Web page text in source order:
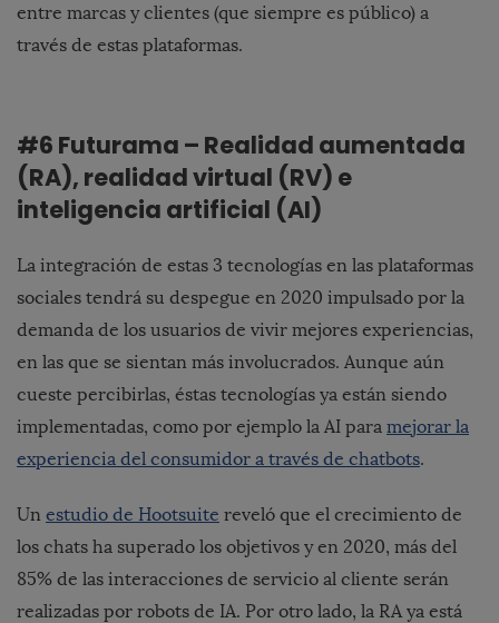
entre marcas y clientes (que siempre es público) a
través de estas plataformas.
#6 Futurama – Realidad aumentada
(RA), realidad virtual (RV) e
inteligencia artificial (AI)
La integración de estas 3 tecnologías en las plataformas
sociales tendrá su despegue en 2020 impulsado por la
demanda de los usuarios de vivir mejores experiencias,
en las que se sientan más involucrados. Aunque aún
cueste percibirlas, éstas tecnologías ya están siendo
implementadas, como por ejemplo la AI para mejorar la
experiencia del consumidor a través de chatbots.
Un estudio de Hootsuite reveló que el crecimiento de
los chats ha superado los objetivos y en 2020, más del
85% de las interacciones de servicio al cliente serán
realizadas por robots de IA. Por otro lado, la RA ya está